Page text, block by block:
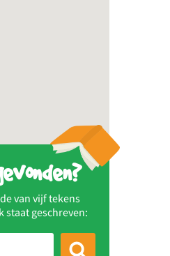
van vijf tekens
staat geschreven: